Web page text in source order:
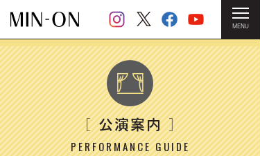
MENU
HOME ＞ 公演案内
［公演案内］
PERFORMANCE GUIDE